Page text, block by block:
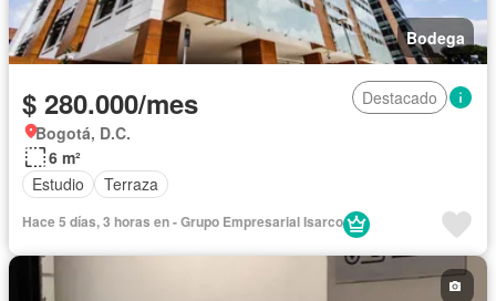
Bodega
$ 280.000/mes
Destacado
Bogotá, D.C.
6 m²
Estudio
Terraza
Hace 5 días, 3 horas en - Grupo Empresarial Isarco